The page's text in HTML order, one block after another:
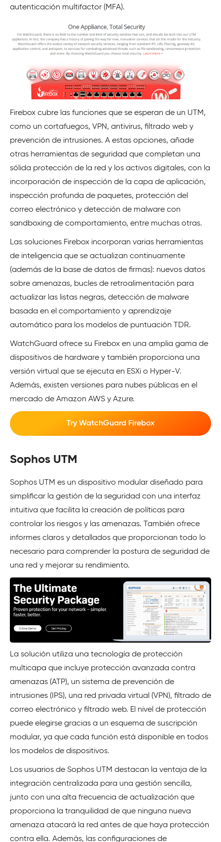
autenticación multifactor (MFA).
Firebox cubre las funciones que se esperan de un UTM,
como un cortafuegos, VPN, antivirus, filtrado web y
prevención de intrusiones. A estas opciones, añade
otras herramientas de seguridad que completan una
sólida protección de la red y los activos digitales, con la
incorporación de inspección de la capa de aplicación,
inspección profunda de paquetes, protección del
correo electrónico y detección de malware con
sandboxing de comportamiento, entre muchas otras.
Las soluciones Firebox incorporan varias herramientas
de inteligencia que se actualizan continuamente
(además de la base de datos de firmas): nuevos datos
sobre amenazas, bucles de retroalimentación para
actualizar las listas negras, detección de malware
basada en el comportamiento y aprendizaje
automático para los modelos de puntuación TDR.
WatchGuard ofrece su Firebox en una amplia gama de
dispositivos de hardware y también proporciona una
versión virtual que se ejecuta en ESXi o Hyper-V.
Además, existen versiones para nubes públicas en el
mercado de Amazon AWS y Azure.
Try WatchGuard Firebox
Sophos UTM
Sophos UTM es un dispositivo modular diseñado para
simplificar la gestión de la seguridad con una interfaz
intuitiva que facilita la creación de políticas para
controlar los riesgos y las amenazas. También ofrece
informes claros y detallados que proporcionan todo lo
necesario para comprender la postura de seguridad de
una red y mejorar su rendimiento.
La solución utiliza una tecnología de protección
multicapa que incluye protección avanzada contra
amenazas (ATP), un sistema de prevención de
intrusiones (IPS), una red privada virtual (VPN), filtrado de
correo electrónico y filtrado web. El nivel de protección
puede elegirse gracias a un esquema de suscripción
modular, ya que cada función está disponible en todos
los modelos de dispositivos.
Los usuarios de Sophos UTM destacan la ventaja de la
integración centralizada para una gestión sencilla,
junto con una alta frecuencia de actualización que
proporciona la tranquilidad de que ninguna nueva
amenaza atacará la red antes de que haya protección
contra ella. Además, las configuraciones de